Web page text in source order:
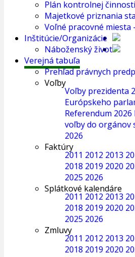
Plán kontrolnej
Majetkové priznania
Voľné pracovné miesta
Inštitúcie/Organizácie
Náboženský život
Verejná tabuľa
Prehľad právnych
Voľby
Voľby prezidenta
Európskeho
Referendum 2026
voľby do orgánov
2026
Faktúry
2011 2012 2013
2018 2019 2020
2025 2026
Splátkové kalendáre
2011 2012 2013
2018 2019 2020
2025 2026
Zmluvy
2011 2012 2013
2018 2019 2020